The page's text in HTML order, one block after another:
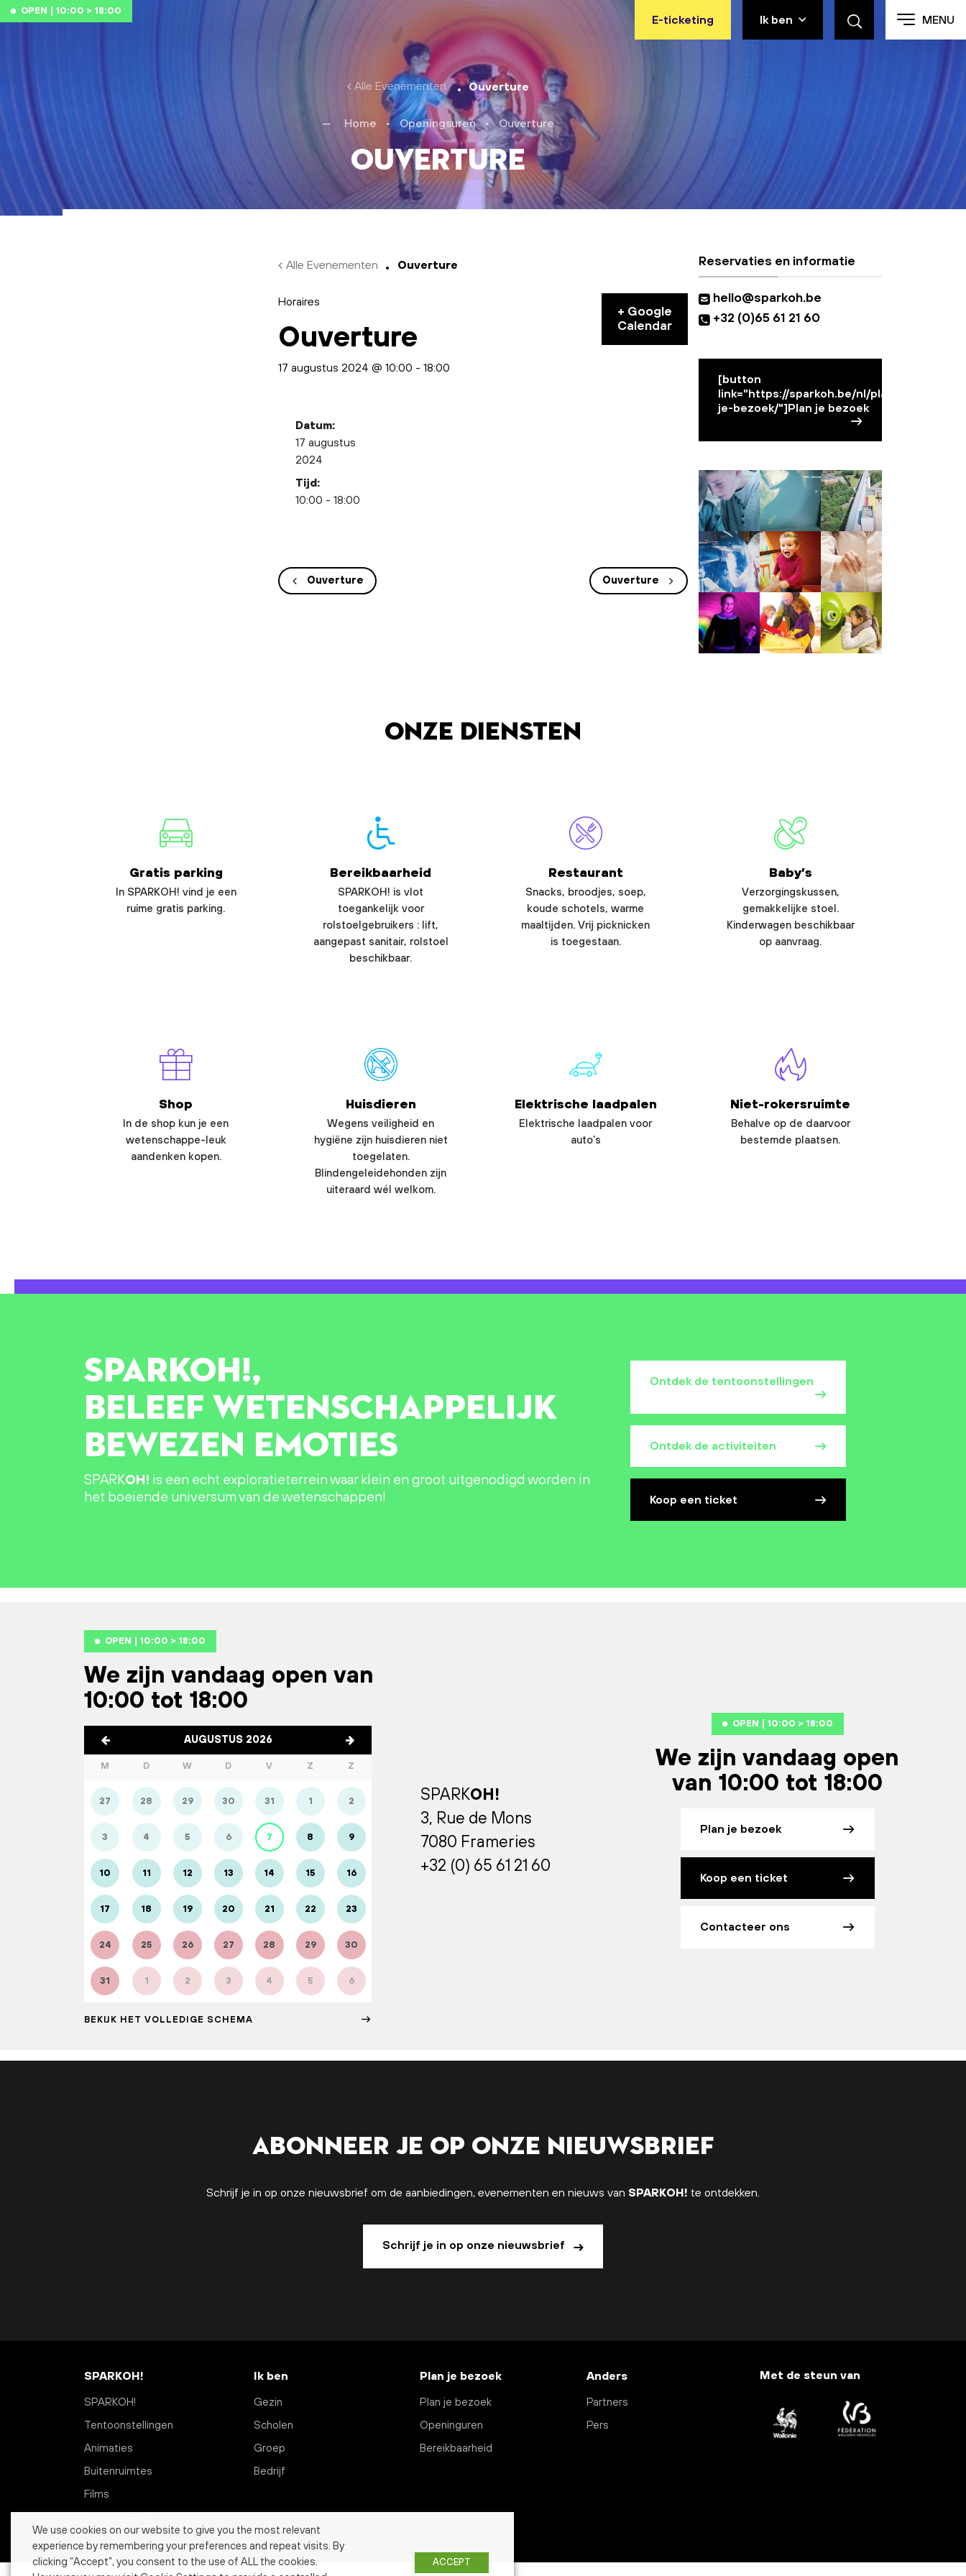
Skip to main content
OPEN | 10:00 > 18:00
E-ticketing Ik ben MENU
Alle Evenementen Ouverture
Ouverture
Home • Openingsuren • Ouverture
Alle Evenementen Ouverture
Horaires
Ouverture
17 augustus 2024 @ 10:00 - 18:00
Datum:
17 augustus
2024
Tijd:
10:00 - 18:00
+ Google
Calendar
Ouverture Ouverture
Reservaties en informatie
hello@sparkoh.be
+32 (0)65 61 21 60
[button
link="https://sparkoh.be/nl/plan-
je-bezoek/"]Plan je bezoek
Onze diensten
Gratis parking
In SPARKOH! vind je een
ruime gratis parking.
Bereikbaarheid
SPARKOH! is vlot
toegankelijk voor
rolstoelgebruikers : lift,
aangepast sanitair, rolstoel
beschikbaar.
Restaurant
Snacks, broodjes, soep,
koude schotels, warme
maaltijden. Vrij picknicken
is toegestaan.
Baby’s
Verzorgingskussen,
gemakkelijke stoel.
Kinderwagen beschikbaar
op aanvraag.
Shop
In de shop kun je een
wetenschappe-leuk
aandenken kopen.
Huisdieren
Wegens veiligheid en
hygiëne zijn huisdieren niet
toegelaten.
Blindengeleidehonden zijn
uiteraard wél welkom.
Elektrische laadpalen
Elektrische laadpalen voor
auto’s
Niet-rokersruimte
Behalve op de daarvoor
bestemde plaatsen.
Ontdek de tentoonstellingen
Ontdek de activiteiten
Koop een ticket
SPARKOH!,
BELEEF WETENSCHAPPELIJK
BEWEZEN EMOTIES
SPARKOH! is een echt exploratieterrein waar klein en groot uitgenodigd worden in
het boeiende universum van de wetenschappen!
OPEN | 10:00 > 18:00
We zijn vandaag open van
10:00 tot 18:00
AUGUSTUS 2026
M D W D V Z Z
27 28 29 30 31 1 2
3 4 5 6 7 8 9
10 11 12 13 14 15 16
17 18 19 20 21 22 23
24 25 26 27 28 29 30
31 1 2 3 4 5 6
BEKIJK HET VOLLEDIGE SCHEMA
SPARKOH!
3, Rue de Mons
7080 Frameries
+32 (0) 65 61 21 60
OPEN | 10:00 > 18:00
We zijn vandaag open
van 10:00 tot 18:00
Plan je bezoek
Koop een ticket
Contacteer ons
Abonneer je op onze nieuwsbrief
Schrijf je in op onze nieuwsbrief om de aanbiedingen, evenementen en nieuws van SPARKOH! te ontdekken.
Schrijf je in op onze nieuwsbrief
SPARKOH!
SPARKOH!
Tentoonstellingen
Animaties
Buitenruimtes
Films
Ik ben
Gezin
Scholen
Groep
Bedrijf
Plan je bezoek
Plan je bezoek
Openinguren
Bereikbaarheid
Anders
Partners
Pers
Met de steun van
We use cookies on our website to give you the most relevant
experience by remembering your preferences and repeat visits. By
clicking “Accept”, you consent to the use of ALL the cookies.
ACCEPT